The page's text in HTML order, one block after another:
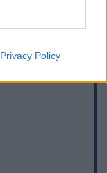
Privacy Policy